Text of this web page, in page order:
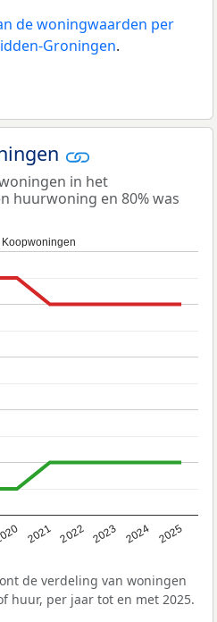
de woningwaarden per
Groningen.
in het
huurwoning en 80% was
Koopwoningen
2021 2022 2023 2024 2025
de verdeling van woningen
huur, per jaar tot en met 2025.